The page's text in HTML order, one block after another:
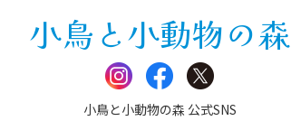
小鳥と小動物の森
小鳥と小動物の森 公式SNS